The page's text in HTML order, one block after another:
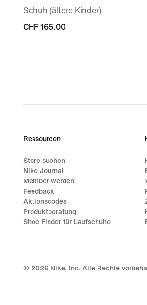
Schuh (ältere Kinder)
CHF 165.00
CHF 165.00
Ressourcen
Store suchen
Nike Journal
Member werden
Feedback
Aktionscodes
Produktberatung
Shoe Finder für Laufschuhe
© 2026 Nike, Inc. Alle Rechte